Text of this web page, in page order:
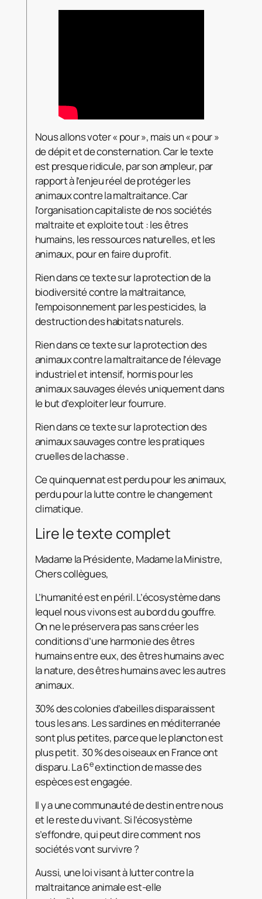
Nous allons voter « pour », mais un « pour »
de dépit et de consternation. Car le texte
est presque ridicule, par son ampleur, par
rapport à l’enjeu réel de protéger les
animaux contre la maltraitance. Car
l’organisation capitaliste de nos sociétés
maltraite et exploite tout : les êtres
humains, les ressources naturelles, et les
animaux, pour en faire du profit.
Rien dans ce texte sur la protection de la
biodiversité contre la maltraitance,
l’empoisonnement par les pesticides, la
destruction des habitats naturels.
Rien dans ce texte sur la protection des
animaux contre la maltraitance de l’élevage
industriel et intensif, hormis pour les
animaux sauvages élevés uniquement dans
le but d’exploiter leur fourrure.
Rien dans ce texte sur la protection des
animaux sauvages contre les pratiques
cruelles de la chasse .
Ce quinquennat est perdu pour les animaux,
perdu pour la lutte contre le changement
climatique.
Lire le texte complet
Madame la Présidente, Madame la Ministre,
Chers collègues,
L’humanité est en péril. L’écosystème dans
lequel nous vivons est au bord du gouffre.
On ne le préservera pas sans créer les
conditions d’une harmonie des êtres
humains entre eux, des êtres humains avec
la nature, des êtres humains avec les autres
animaux.
30% des colonies d’abeilles disparaissent
tous les ans. Les sardines en méditerranée
sont plus petites, parce que le plancton est
plus petit. 30 % des oiseaux en France ont
disparu. La 6eextinction de masse des
espèces est engagée.
Il y a une communauté de destin entre nous
et le reste du vivant. Si l’écosystème
s’effondre, qui peut dire comment nos
sociétés vont survivre ?
Aussi, une loi visant à lutter contre la
maltraitance animale est-elle